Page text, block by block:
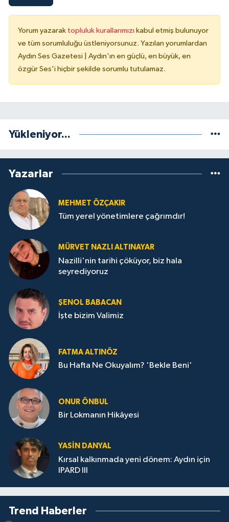
Yorum yazarak topluluk kurallarımızı kabul etmiş bulunuyor
ve tüm sorumluluğu üstleniyorsunuz. Yazılan yorumlardan
Aydın Ses Gazetesi | Aydın'ın en güçlü, en büyük, en
özgür Ses'i hiçbir şekilde sorumlu tutulamaz.
Yükleniyor...
Yazarlar
MEHMET ÖZÇAKIR
Tüm yerel yönetimlere çağrımdır!
MÜRVET NAZLI ALTINAYAR
Nazilli'nin tarihi çöküyor, biz hala
seyrediyoruz
ŞENOL BABACAN
İşte bizim Valimiz
FATMA ALTINÖZ
Bu Hafta Ne Okuyalım? 'Bekle Beni'
ONUR ÖNBUL
Bir Lokmanın Hikâyesi
YASIN DANYAL
Kırsal kalkınmada yeni dönem: Aydın için
IPARD III
Trend Haberler